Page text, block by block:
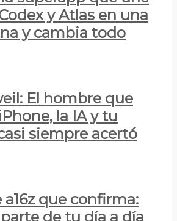
y Atlas en una
y cambia todo
El hombre que
la IA y tu
siempre acertó
que confirma:
parte de tu día a día